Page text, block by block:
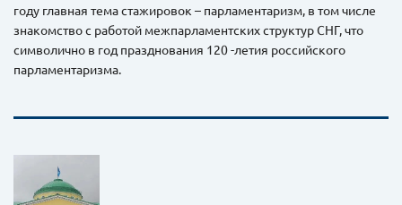
году главная тема стажировок – парламентаризм, в том числе
знакомство с работой межпарламентских структур СНГ, что
символично в год празднования 120 -летия российского
парламентаризма.